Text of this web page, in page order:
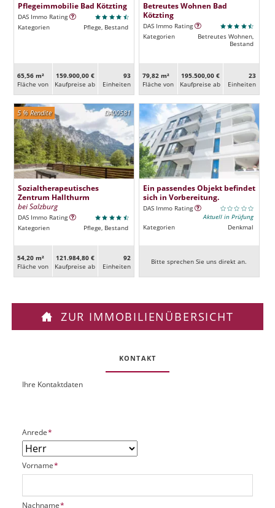
Pflegeimmobilie Bad Kötzting
DAS Immo Rating
Kategorien
Pflege, Bestand
65,56 m²
Fläche von
159.900,00 €
Kaufpreise ab
93
Ein­heiten
Betreutes Wohnen Bad
Kötzting
DAS Immo Rating
Kategorien
Betreutes Wohnen,
Bestand
79,82 m²
Fläche von
195.500,00 €
Kaufpreise ab
23
Ein­heiten
DA00581
5 % Rendite
Sozialtherapeutisches
Zentrum Hallthurm
bei Salzburg
DAS Immo Rating
Kategorien
Pflege, Bestand
54,20 m²
Fläche von
121.984,80 €
Kaufpreise ab
92
Ein­heiten
Ein passendes Objekt befindet
sich in Vorbereitung.
DAS Immo Rating
Aktuell in Prüfung
Kategorien
Denkmal
Bitte sprechen Sie uns direkt an.
ZUR IMMOBILIENÜBERSICHT
KONTAKT
O
k
P
t
UIhre Kontaktdaten
P
f
l
i
c
t
Anrede*
P
f
i
Vorname*
P
Nachname*